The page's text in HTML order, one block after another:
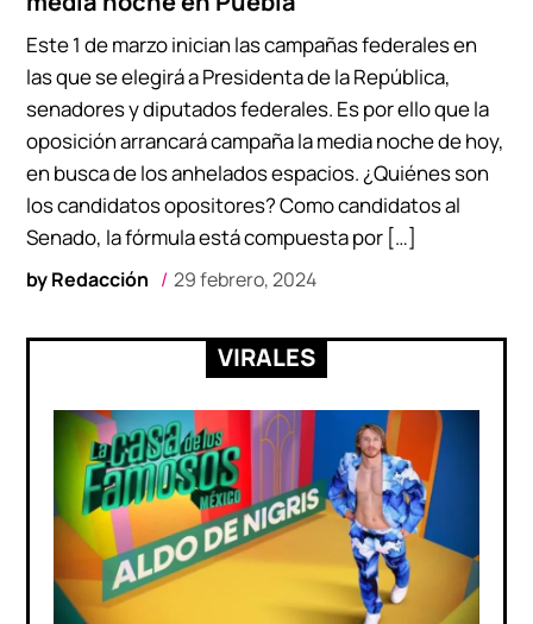
byRedacción 29 febrero, 2024
Este 1 de marzo inician las campañas federales en
las que se elegirá a Presidenta de la República,
senadores y diputados federales. Es por ello que la
oposición arrancará campaña la media noche de hoy,
en busca de los anhelados espacios. ¿Quiénes son
los candidatos opositores? Como candidatos al
Senado, la fórmula está compuesta por […]
VIRALES